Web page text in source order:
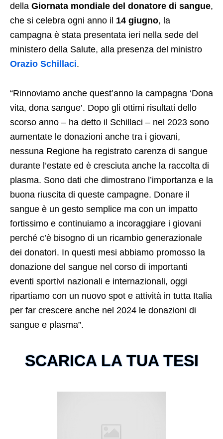
della Giornata mondiale del donatore di sangue,
che si celebra ogni anno il 14 giugno, la
campagna è stata presentata ieri nella sede del
ministero della Salute, alla presenza del ministro
Orazio Schillaci.
“Rinnoviamo anche quest’anno la campagna ‘Dona
vita, dona sangue’. Dopo gli ottimi risultati dello
scorso anno – ha detto il Schillaci – nel 2023 sono
aumentate le donazioni anche tra i giovani,
nessuna Regione ha registrato carenza di sangue
durante l’estate ed è cresciuta anche la raccolta di
plasma. Sono dati che dimostrano l’importanza e la
buona riuscita di queste campagne. Donare il
sangue è un gesto semplice ma con un impatto
fortissimo e continuiamo a incoraggiare i giovani
perché c’è bisogno di un ricambio generazionale
dei donatori. In questi mesi abbiamo promosso la
donazione del sangue nel corso di importanti
eventi sportivi nazionali e internazionali, oggi
ripartiamo con un nuovo spot e attività in tutta Italia
per far crescere anche nel 2024 le donazioni di
sangue e plasma”.
SCARICA LA TUA TESI